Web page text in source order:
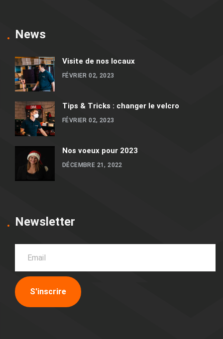
News
Visite de nos locaux
FÉVRIER 02, 2023
Tips & Tricks : changer le velcro
FÉVRIER 02, 2023
Nos voeux pour 2023
DÉCEMBRE 21, 2022
Newsletter
S'inscrire